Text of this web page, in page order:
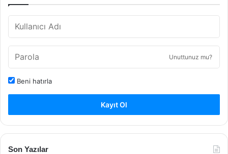
Unuttunuz mu?
Beni hatırla
Kayıt Ol
Son Yazılar